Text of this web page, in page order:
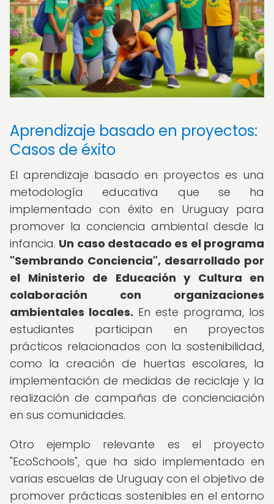
Aprendizaje basado en proyectos:
Casos de éxito
El aprendizaje basado en proyectos es una
metodología educativa que se ha
implementado con éxito en Uruguay para
promover la conciencia ambiental desde la
infancia. Un caso destacado es el programa
"Sembrando Conciencia", desarrollado por
el Ministerio de Educación y Cultura en
colaboración con organizaciones
ambientales locales. En este programa, los
estudiantes participan en proyectos
prácticos relacionados con la sostenibilidad,
como la creación de huertas escolares, la
implementación de medidas de reciclaje y la
realización de campañas de concienciación
en sus comunidades.
Otro ejemplo relevante es el proyecto
"EcoSchools", que ha sido implementado en
varias escuelas de Uruguay con el objetivo de
promover prácticas sostenibles en el entorno